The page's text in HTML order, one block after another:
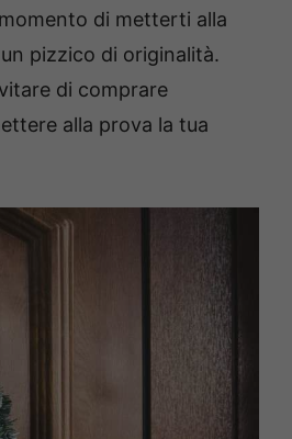
di metterti alla
pizzico di originalità.
di comprare
alla prova la tua